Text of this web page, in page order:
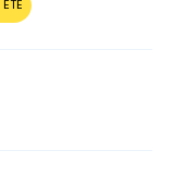
ETÉ